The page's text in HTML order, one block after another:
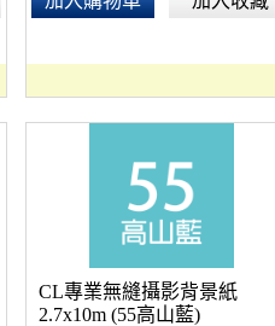
CL專業無縫攝影背景紙
2.7x10m (55高山藍)